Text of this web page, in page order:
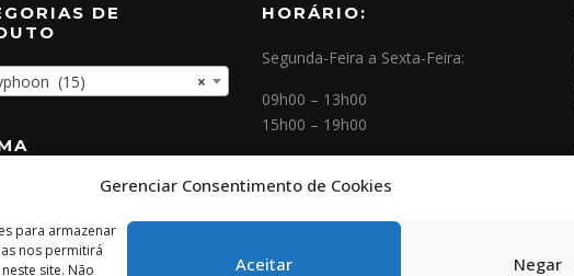
Gerenciar Consentimento de Cookies
para armazenar
nos permitirá
site. Não
Aceitar Negar
DE
×
(15)
HORÁRIO:
Segunda-Feira a Sexta-Feira:
09h00 – 13h00
15h00 – 19h00